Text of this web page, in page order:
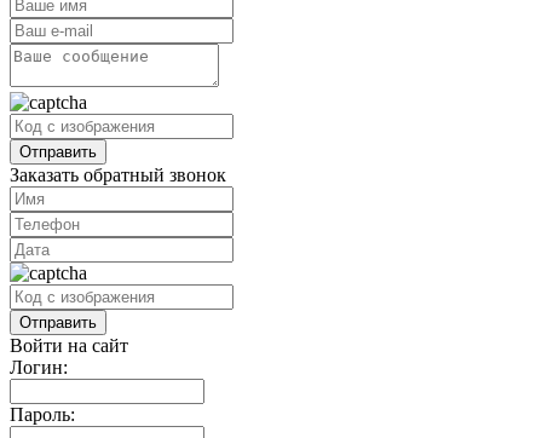
Заказать обратный звонок
Войти на сайт
Логин:
Пароль: